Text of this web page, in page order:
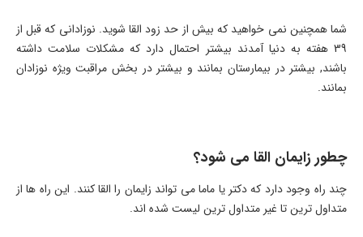
شما همچنین نمی خواهید که بیش از حد زود القا شوید. نوزادانی که قبل از
39 هفته به دنیا آمدند بیشتر احتمال دارد که مشکلات سلامت داشته
باشند, بیشتر در بیمارستان بمانند و بیشتر در بخش مراقبت ویژه نوزادان
بمانند.
چطور زایمان القا می شود؟
چند راه وجود دارد که دکتر یا ماما می تواند زایمان را القا کنند. این راه ها از
متداول ترین تا غیر متداول ترین لیست شده اند.